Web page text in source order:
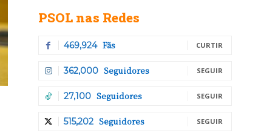
PSOL nas Redes
469,924 Fãs CURTIR
362,000 Seguidores SEGUIR
27,100 Seguidores SEGUIR
515,202 Seguidores SEGUIR